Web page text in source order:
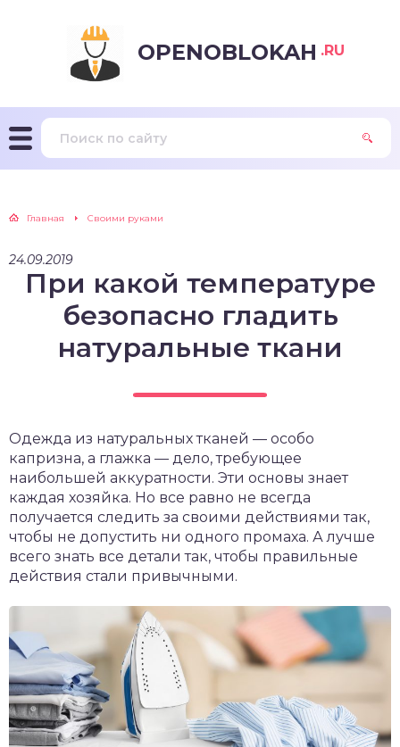
OPENOBLOKAH .RU
Главная Своими руками
24.09.2019
При какой температуре
безопасно гладить
натуральные ткани
Одежда из натуральных тканей — особо
капризна, а глажка — дело, требующее
наибольшей аккуратности. Эти основы знает
каждая хозяйка. Но все равно не всегда
получается следить за своими действиями так,
чтобы не допустить ни одного промаха. А лучше
всего знать все детали так, чтобы правильные
действия стали привычными.